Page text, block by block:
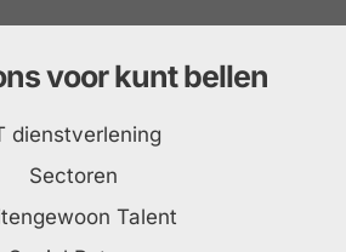
voor kunt bellen
dienstverlening
Sectoren
Talent